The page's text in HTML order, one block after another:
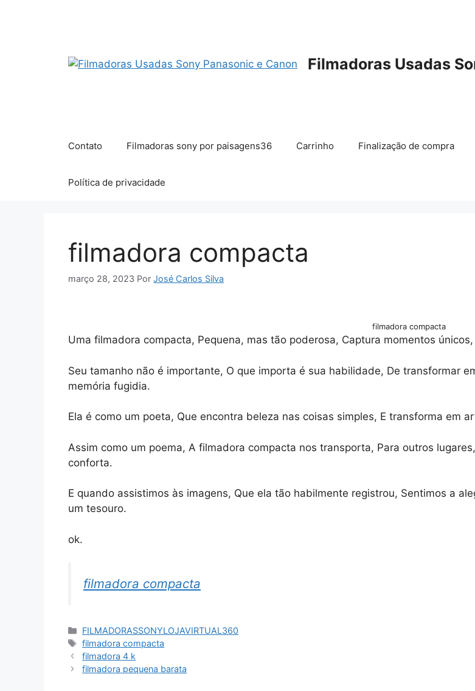
Filmadoras Usadas
Contato Filmadoras sony por paisagens36 Carrinho Finalização de compra
Política de privacidade
filmadora compacta
março 28, 2023 Por José Carlos Silva
filmadora compacta
Uma filmadora compacta, Pequena, mas tão poderosa, Captura momentos
Seu tamanho não é importante, O que importa é sua habilidade, De transformar
memória fugidia.
Ela é como um poeta, Que encontra beleza nas coisas simples, E transforma em
Assim como um poema, A filmadora compacta nos transporta, Para outros
conforta.
E quando assistimos às imagens, Que ela tão habilmente registrou, Sentimos a
um tesouro.
ok.
filmadora compacta
Categorias
FILMADORASSONYLOJAVIRTUAL360
Tags
filmadora compacta
filmadora 4 k
filmadora pequena barata